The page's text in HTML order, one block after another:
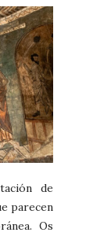
de
parecen
Os